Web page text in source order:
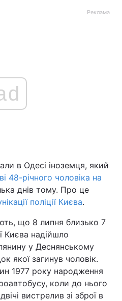
Реклама
в Одесі іноземця, який
48-річного чоловіка на
днів тому. Про це
поліції Києва.
що 8 липня близько 7
Києва надійшло
у Деснянському
якої загинув чоловік.
1977 року народження
коли до нього
вистрелив зі зброї в